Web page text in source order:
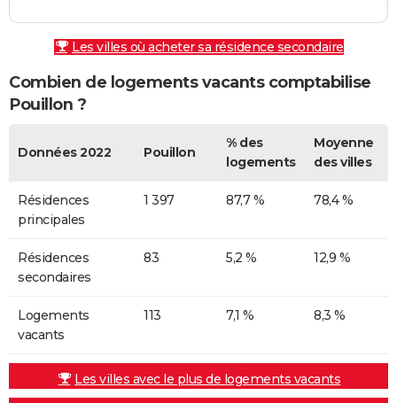
Les villes où acheter sa résidence secondaire
Combien de logements vacants comptabilise
Pouillon ?
Données 2022 Pouillon
% des
logements
Moyenne
des villes
Résidences
principales
1 397 87,7 % 78,4 %
Résidences
secondaires
83 5,2 % 12,9 %
Logements
vacants
113 7,1 % 8,3 %
Les villes avec le plus de logements vacants